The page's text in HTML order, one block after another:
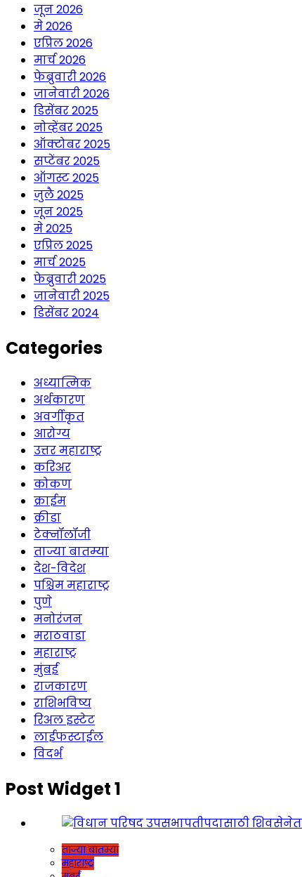
जून 2026
मे 2026
एप्रिल 2026
मार्च 2026
फेब्रुवारी 2026
जानेवारी 2026
डिसेंबर 2025
नोव्हेंबर 2025
ऑक्टोबर 2025
सप्टेंबर 2025
ऑगस्ट 2025
जुलै 2025
जून 2025
मे 2025
एप्रिल 2025
मार्च 2025
फेब्रुवारी 2025
जानेवारी 2025
डिसेंबर 2024
Categories
अध्यात्मिक
अर्थकारण
अवर्गीकृत
आरोग्य
उत्तर महाराष्ट्र
करिअर
कोकण
क्राईम
क्रीडा
टेक्नॉलॉजी
ताज्या बातम्या
देश-विदेश
पश्चिम महाराष्ट्र
पुणे
मनोरंजन
मराठवाडा
महाराष्ट्र
मुंबई
राजकारण
राशिभविष्य
रिअल इस्टेट
लाईफस्टाईल
विदर्भ
Post Widget 1
ताज्या बातम्या
महाराष्ट्र